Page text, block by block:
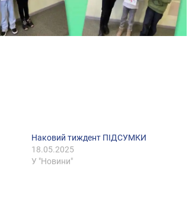
Наковий тиждент ПІДСУМКИ
18.05.2025
У "Новини"